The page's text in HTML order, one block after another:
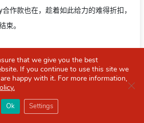
作款也在，趁着如此给力的难得折扣，
束。
英国境内包邮；可直邮中国。
促专区全场7折+送7件豪礼！
that we give you the best
If you continue to use this site we
happy with it. For more information,
Ok Settings